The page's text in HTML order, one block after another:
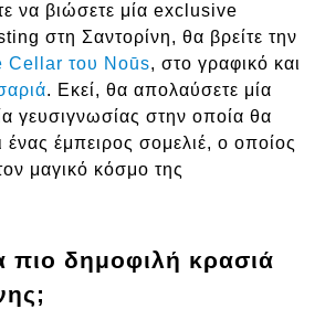
να βιώσετε μία exclusive
στη Σαντορίνη, θα βρείτε την
Cellar του Noūs, στο γραφικό και
. Εκεί, θα απολαύσετε μία
γευσιγνωσίας στην οποία θα
έμπειρος σομελιέ, ο οποίος
μαγικό κόσμο της
πιο δημοφιλή κρασιά